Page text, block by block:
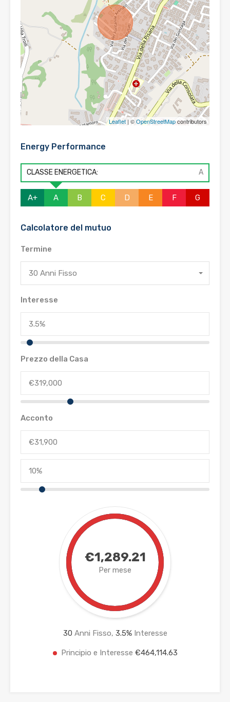
Leaflet | ©OpenStreetMapcontributors
Energy Performance
CLASSE ENERGETICA: A
A+ A B C D E F G
Calcolatore del mutuo
Termine
30 Anni Fisso
Interesse
Prezzo della Casa
Acconto
€1,289.21
Per mese
30 Anni Fisso, 3.5%Interesse
Principio e Interesse €464,114.63